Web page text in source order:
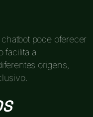
pode oferecer
facilita a
origens,